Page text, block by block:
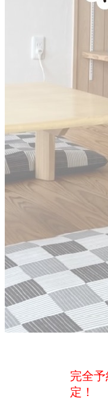
完全
定！